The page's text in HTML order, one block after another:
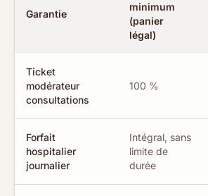
Garantie
minimum
(panier
légal)
Ticket
modérateur
consultations
100 %
Forfait
hospitalier
journalier
Intégral, sans
limite de
durée